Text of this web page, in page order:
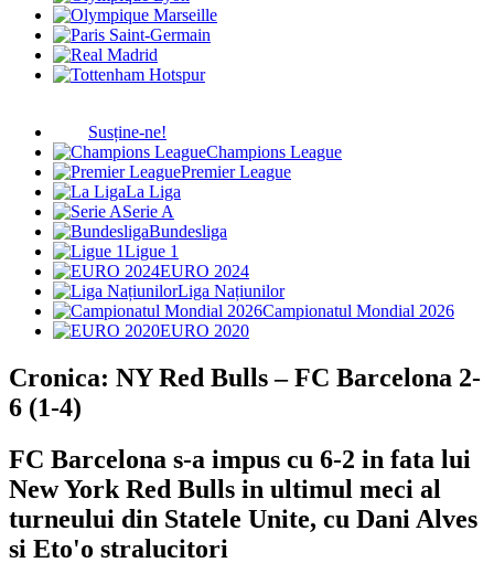
Susține-ne!
Champions League
Premier League
La Liga
Serie A
Bundesliga
Ligue 1
EURO 2024
Liga Națiunilor
Campionatul Mondial 2026
EURO 2020
Cronica: NY Red Bulls – FC Barcelona 2-
6 (1-4)
FC Barcelona s-a impus cu 6-2 in fata lui
New York Red Bulls in ultimul meci al
turneului din Statele Unite, cu Dani Alves
si Eto'o stralucitori